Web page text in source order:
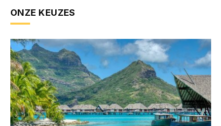
ONZE KEUZES